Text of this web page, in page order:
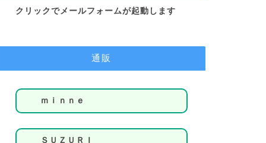
クリックでメールフォームが起動します
通販
ｍｉｎｎｅ
ＳＵＺＵＲＩ